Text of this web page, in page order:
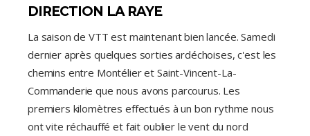
DIRECTION LA RAYE
La saison de VTT est maintenant bien lancée. Samedi
dernier après quelques sorties ardéchoises, c'est les
chemins entre Montélier et Saint-Vincent-La-
Commanderie que nous avons parcourus. Les
premiers kilomètres effectués à un bon rythme nous
ont vite réchauffé et fait oublier le vent du nord